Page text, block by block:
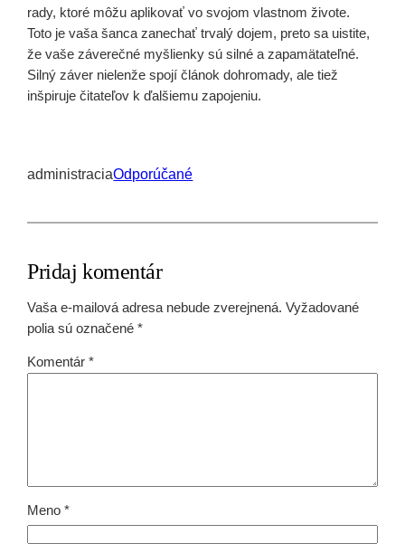
rady, ktoré môžu aplikovať vo svojom vlastnom živote.
Toto je vaša šanca zanechať trvalý dojem, preto sa uistite,
že vaše záverečné myšlienky sú silné a zapamätateľné.
Silný záver nielenže spojí článok dohromady, ale tiež
inšpiruje čitateľov k ďalšiemu zapojeniu.
administraciaOdporúčané
Pridaj komentár
Vaša e-mailová adresa nebude zverejnená. Vyžadované
polia sú označené*
Komentár*
Meno*